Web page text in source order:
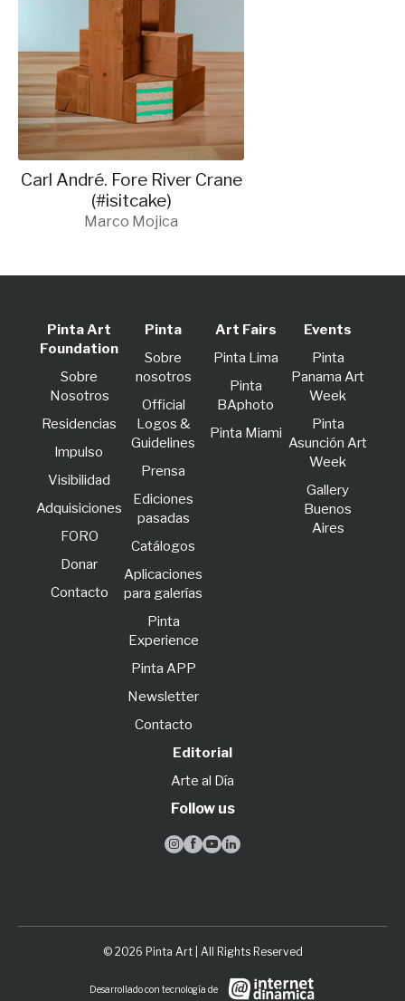
Carl André. Fore River Crane
(#isitcake)
Marco Mojica
Pinta Art
Foundation
Sobre
Nosotros
Residencias
lmpulso
Visibilidad
Adquisiciones
FORO
Donar
Contacto
Pinta
Sobre
nosotros
Official
Logos &
Guidelines
Prensa
Ediciones
pasadas
Catálogos
Aplicaciones
para galerías
Pinta
Experience
Pinta APP
Newsletter
Contacto
Art Fairs
Pinta Lima
Pinta
BAphoto
Pinta Miami
Events
Pinta
Panama Art
Week
Pinta
Asunción Art
Week
Gallery
Buenos
Aires
Editorial
Arte al Día
Follow us
   
© 2026 Pinta Art | All Rights Reserved